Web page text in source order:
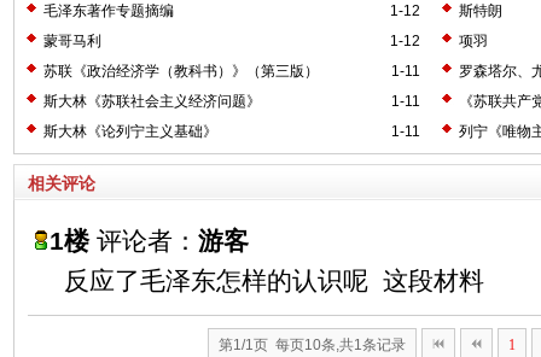
1-12
毛泽东著作专题摘编
斯特朗
1-12
蒙哥马利
项羽
1-11
苏联《政治经济学（教科书）》（第三版）
罗森塔尔、
1-11
斯大林《苏联社会主义经济问题》
《苏联共产
1-11
斯大林《论列宁主义基础》 列宁《唯物
相关评论
1楼评论者： 游客
反应了毛泽东怎样的认识呢 这段材料
第1/1页 每页10条,共1条记录 1